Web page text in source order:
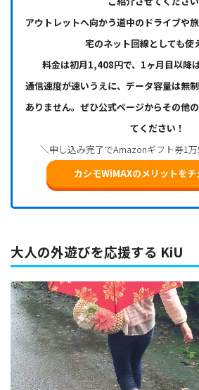
アウトレットへ向かう道中のドライブや
宅のネット回線としても使
料金は初月1,408円で、1ヶ月目以降
通信速度が速いうえに、データ容量は無
ありません。ぜひ公式ページからその他
てください！
＼申し込み完了でAmazonギフト券1
カシモWiMAXのメリットをチ
大人の外遊びを応援する KiU